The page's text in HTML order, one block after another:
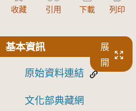
收藏 引用 下載 列印
基本資訊
展
開
原始資料連結
文化部典藏網